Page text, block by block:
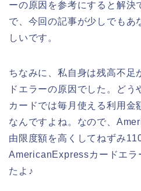
ーの原因を参考にすると解決
で、今回の記事が少しでもあ
しいです。
ちなみに、私自身は残高不
ドエラーの原因でした。ど
カードでは毎月使える利用金
なんですよね。なので、
由限度額を高くしてねずみ
AmericanExpressカードエラ
たよ♪